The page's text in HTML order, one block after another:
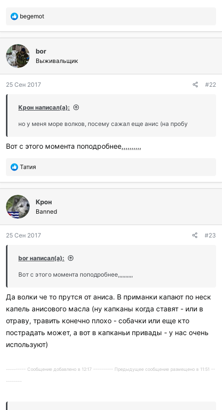
П
б
л
а
г
о
а
и
и
begemot
bor
Выживальщик
25 Сен 2017 #22
Крон написал(а):
но у меня море волков, посему сажал еще анис (на пробу
Вот с этого момента поподробнее,,,,,,,,,,
П
б
л
а
г
о
а
и
и
Татия
Крон
Banned
25 Сен 2017 #23
bor написал(а):
Вот с этого момента поподробнее,,,,,,,,,,
Да волки че то прутся от аниса. В приманки капают по неск
капель анисового масла (ну капканы когда ставят - или в
отраву, травить конечно плохо - собачки или еще кто
пострадать может, а вот в капканьи привады - у нас очень
используют)
---------- Сообщение добавлено в 12:17 ---------- Предыдущее сообщение размещено в 11:51 --
--------